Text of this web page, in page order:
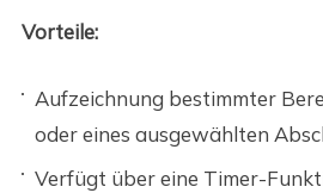
Vorteile:
Aufzeichnung bestimmter
oder eines ausgewählten
Verfügt über eine Timer-